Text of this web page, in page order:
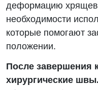
деформацию
необходимости
которые помогают
положении.
После завершения
хирургические швы.